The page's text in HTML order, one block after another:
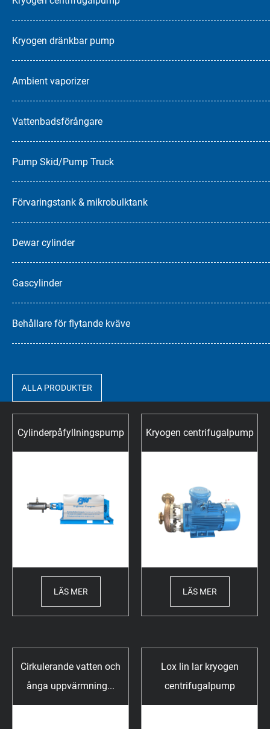
Kryogen dränkbar pump
Ambient vaporizer
Vattenbadsförångare
Pump Skid/Pump Truck
Förvaringstank & mikrobulktank
Dewar cylinder
Gascylinder
Behållare för flytande kväve
ALLA PRODUKTER
Cylinderpåfyllningspump
LÄS MER
Cirkulerande vatten och
ånga uppvärmning...
Kryogen centrifugalpump
LÄS MER
Lox lin lar kryogen
centrifugalpump